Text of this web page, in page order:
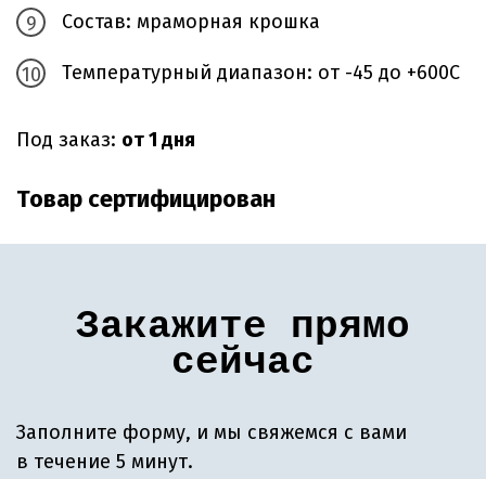
Состав: мраморная крошка
Температурный диапазон: от -45 до +600С
Под заказ: от 1 дня
Товар сертифицирован
Закажите прямо
сейчас
Заполните форму, и мы свяжемся с вами
в течение 5 минут.